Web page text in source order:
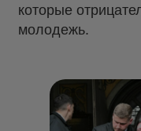
которые
молодежь.